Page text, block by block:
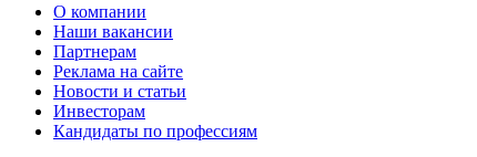
О компании
Наши вакансии
Партнерам
Реклама на сайте
Новости и статьи
Инвесторам
Кандидаты по профессиям